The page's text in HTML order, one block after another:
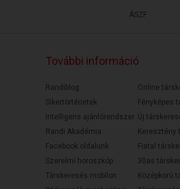
ÁSZF
További információ
Randiblog
Sikertörténetek
Intelligens ajánlórendszer
Randi Akadémia
Facebook oldalunk
Szerelmi horoszkóp
Társkeresés mobilon
Online
Fényképes
Új
Keresztény
Fiatal
30as
Középkorú